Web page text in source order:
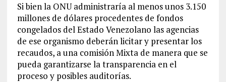
Si bien la ONU administraría al menos unos 3.150
millones de dólares procedentes de fondos
congelados del Estado Venezolano las agencias
de ese organismo deberán licitar y presentar los
recaudos, a una comisión Mixta de manera que se
pueda garantizarse la transparencia en el
proceso y posibles auditorías.